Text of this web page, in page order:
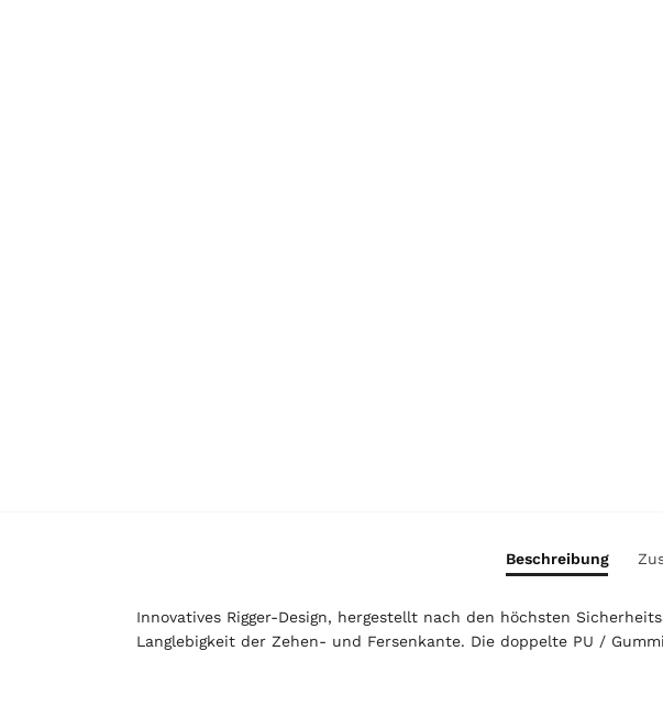
Beschreibung
Innovatives Rigger-Design, hergestellt nach den höchsten
Langlebigkeit der Zehen- und Fersenkante. Die doppelte PU /